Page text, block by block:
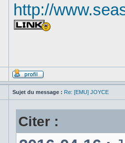
http://
Sujet du message : Re: [EMU] JOYCE
Citer :